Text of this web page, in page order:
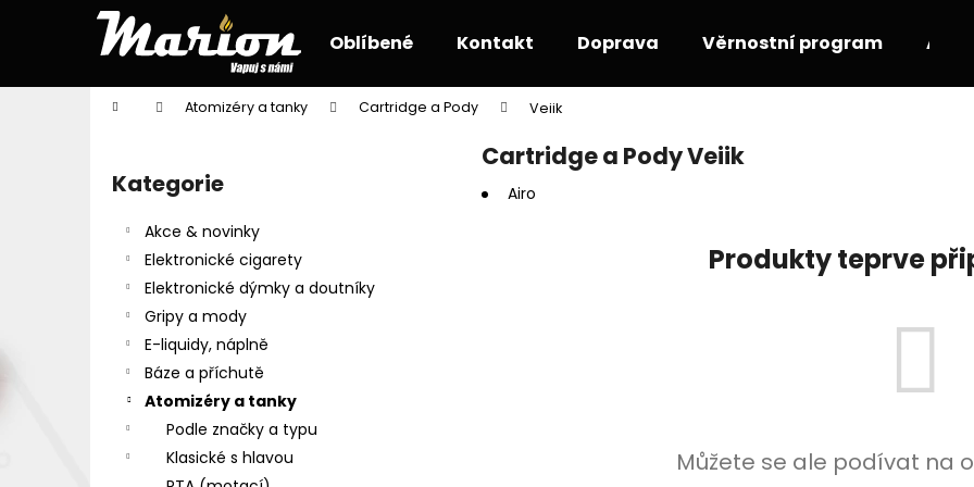
Oblíbené Kontakt Doprava Věrnostní program
Domů Atomizéry a tanky Cartridge a Pody Veiik
Přeskočit
kategorie
Kategorie
Akce & novinky
Elektronické cigarety
Elektronické dýmky a doutníky
Gripy a mody
E-liquidy, náplně
Báze a příchutě
Atomizéry a tanky
Podle značky a typu
Klasické s hlavou
Cartridge a Pody Veiik
Airo
Produkty teprve
Můžete se ale podívat na
í
Zpět
do
Zpět
do
Co potřebujete najít?